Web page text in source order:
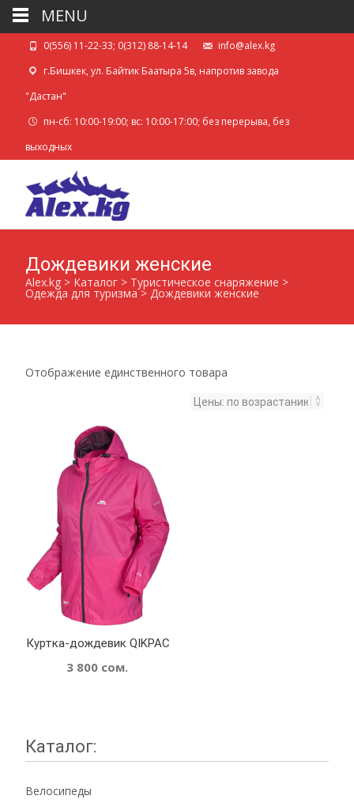
0(556) 11-22-33; 0(312) 88-14-14
info@alex.kg
г.Бишкек, ул. Байтик Баатыра 5в, напротив завода
"Дастан"
пн-сб: 10:00-19:00; вс: 10:00-17:00; без перерыва, без
выходных
Дождевики женские
Alex.kg > Каталог > Туристическое снаряжение >
Одежда для туризма> Дождевики женские
Отображение единственного товара
Куртка-дождевик QIKPAC
3 800 сом.
Каталог:
Велосипеды
MENU